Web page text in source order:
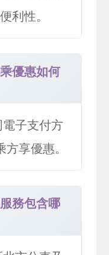
利性。
優惠如何
子支付方
享優惠。
務包含哪